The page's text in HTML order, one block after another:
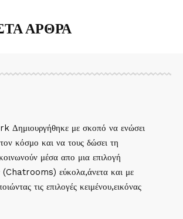
ΑΡΘΡΑ
με σκοπό να ενώσει
κόσμο και να τους δώσει τη
μέσα απο μια επιλογή
(Chatrooms) εύκολα,άνετα και με
τις επιλογές κειμένου,εικόνας